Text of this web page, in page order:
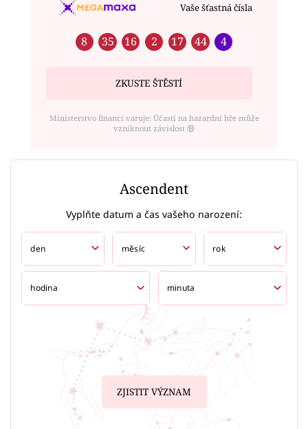
Vaše šťastná čísla
8 35 16 2 17 44 4
ZKUSTE ŠTĚSTÍ
Ministerstvo financí varuje: Účastí na hazardní hře může
vzniknout závislost ⑱
Ascendent
Vyplňte datum a čas vašeho narození:
ZJISTIT VÝZNAM